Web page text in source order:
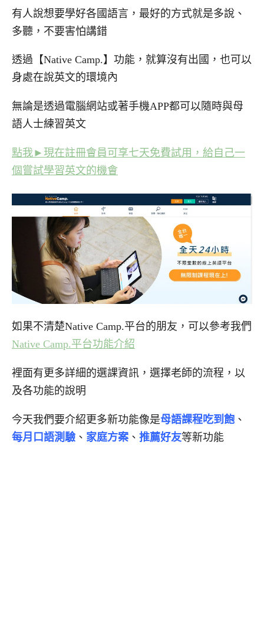
有人說想要學好各國語言，最好的方式就是多說、
多聽，不要害怕講錯
透過【Native Camp.】功能，就算沒有出國，也可以
身處在說英文的環境內
無論是透過電腦網站或著手機APP都可以隨時與母
語人士練習英文
點我►現在註冊會員可享七天免費試用，給自己一
個嘗試學習英文的機會
如果不清楚Native Camp.平台的朋友，可以參考我們
Native Camp.平台功能介紹
裡面有更多詳細的選課資訊，選擇老師的流程，以
及各功能的說明
今天我們要介紹更多新功能像是母語課程吃到飽 、
每月口語測驗 、 家庭方案 、 推薦好友等新功能